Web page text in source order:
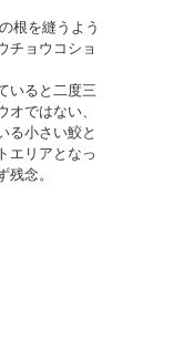
根を縫うよう
チョウコショ
いると二度三
ではない、
る小さい鮫と
エリアとなっ
念。